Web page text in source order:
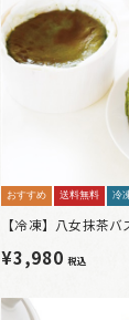
おすすめ 送料無料 冷
【冷凍】八女抹茶
¥3,980税込